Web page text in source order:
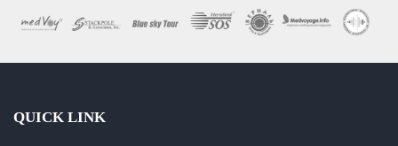
QUICK LINK